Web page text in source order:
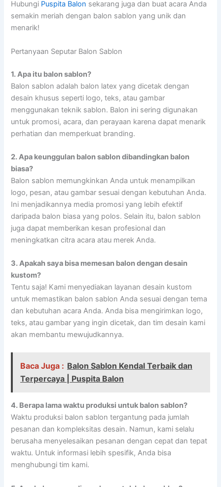
Hubungi Puspita Balon sekarang juga dan buat acara Anda
semakin meriah dengan balon sablon yang unik dan
menarik!
Pertanyaan Seputar Balon Sablon
1. Apa itu balon sablon?
Balon sablon adalah balon latex yang dicetak dengan
desain khusus seperti logo, teks, atau gambar
menggunakan teknik sablon. Balon ini sering digunakan
untuk promosi, acara, dan perayaan karena dapat menarik
perhatian dan memperkuat branding.
2. Apa keunggulan balon sablon dibandingkan balon
biasa?
Balon sablon memungkinkan Anda untuk menampilkan
logo, pesan, atau gambar sesuai dengan kebutuhan Anda.
Ini menjadikannya media promosi yang lebih efektif
daripada balon biasa yang polos. Selain itu, balon sablon
juga dapat memberikan kesan profesional dan
meningkatkan citra acara atau merek Anda.
3. Apakah saya bisa memesan balon dengan desain
kustom?
Tentu saja! Kami menyediakan layanan desain kustom
untuk memastikan balon sablon Anda sesuai dengan tema
dan kebutuhan acara Anda. Anda bisa mengirimkan logo,
teks, atau gambar yang ingin dicetak, dan tim desain kami
akan membantu mewujudkannya.
Baca Juga : Balon Sablon Kendal Terbaik dan
Terpercaya | Puspita Balon
4. Berapa lama waktu produksi untuk balon sablon?
Waktu produksi balon sablon tergantung pada jumlah
pesanan dan kompleksitas desain. Namun, kami selalu
berusaha menyelesaikan pesanan dengan cepat dan tepat
waktu. Untuk informasi lebih spesifik, Anda bisa
menghubungi tim kami.